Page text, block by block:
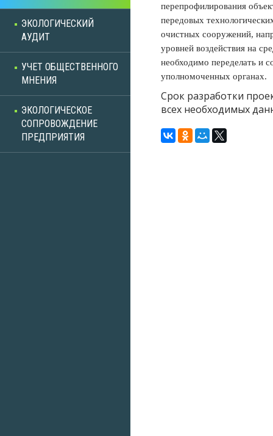
ЭКОЛОГИЧЕСКИЙ
АУДИТ
УЧЕТ ОБЩЕСТВЕННОГО
МНЕНИЯ
ЭКОЛОГИЧЕСКОЕ
СОПРОВОЖДЕНИЕ
ПРЕДПРИЯТИЯ
перепрофилирования
передовых
очистных сооружений,
уровней воздействия на
необходимо переделать и
уполномоченных органах.
Срок разработки
всех необходимых